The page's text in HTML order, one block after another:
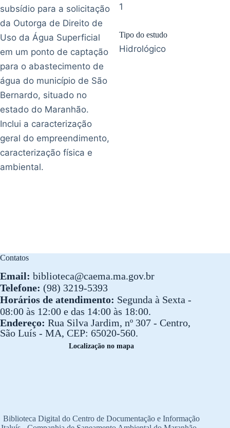
subsídio para a solicitação
da Outorga de Direito de
Uso da Água Superficial
em um ponto de captação
para o abastecimento de
água do município de São
Bernardo, situado no
estado do Maranhão.
Inclui a caracterização
geral do empreendimento,
caracterização física e
ambiental.
1
Tipo do estudo
Hidrológico
Contatos
Email: biblioteca@caema.ma.gov.br
Telefone: (98) 3219-5393
Horários de atendimento: Segunda à Sexta -
08:00 às 12:00 e das 14:00 às 18:00.
Endereço: Rua Silva Jardim, nº 307 - Centro,
São Luís - MA, CEP: 65020-560.
Localização no mapa
Biblioteca Digital do Centro de Documentação e Informação